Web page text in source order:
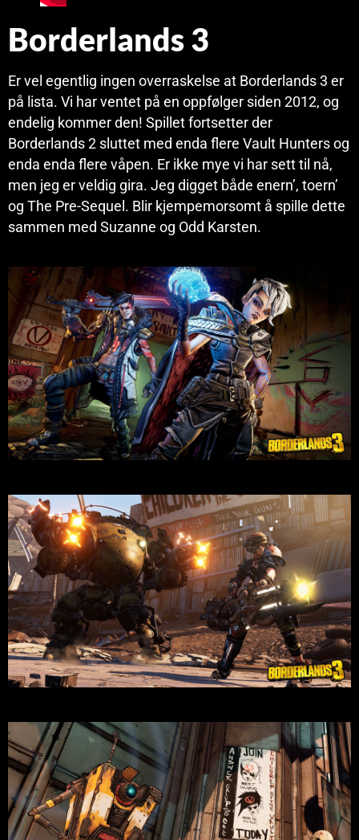
Borderlands 3
Er vel egentlig ingen overraskelse at Borderlands 3 er
på lista. Vi har ventet på en oppfølger siden 2012, og
endelig kommer den! Spillet fortsetter der
Borderlands 2 sluttet med enda flere Vault Hunters og
enda enda flere våpen. Er ikke mye vi har sett til nå,
men jeg er veldig gira. Jeg digget både enern’, toern’
og The Pre-Sequel. Blir kjempemorsomt å spille dette
sammen med Suzanne og Odd Karsten.